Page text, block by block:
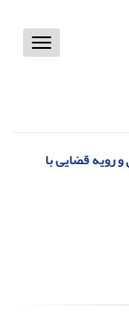
Toggle
رویه قضایی با